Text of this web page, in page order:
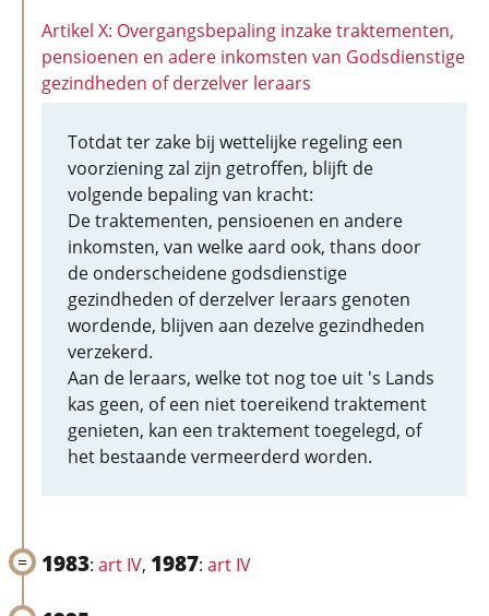
Artikel X: Overgangsbepaling inzake traktementen,
pensioenen en adere inkomsten van Godsdienstige
gezindheden of derzelver leraars
Totdat ter zake bij wettelijke regeling een
voorziening zal zijn getroffen, blijft de
volgende bepaling van kracht:
De traktementen, pensioenen en andere
inkomsten, van welke aard ook, thans door
de onderscheidene godsdienstige
gezindheden of derzelver leraars genoten
wordende, blijven aan dezelve gezindheden
verzekerd.
Aan de leraars, welke tot nog toe uit 's Lands
kas geen, of een niet toereikend traktement
genieten, kan een traktement toegelegd, of
het bestaande vermeerderd worden.
1983: art IV, 1987: art IV